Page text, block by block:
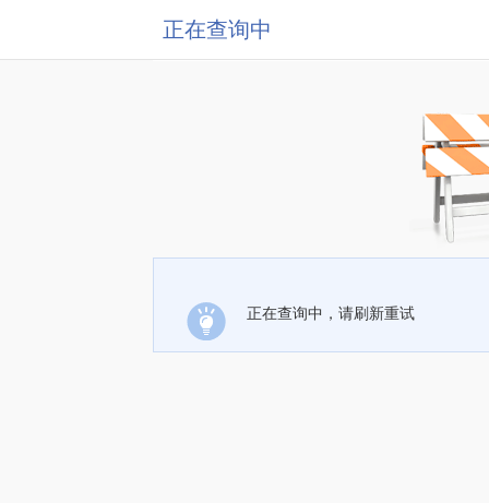
正在查询中
正在查询中，请刷新重试